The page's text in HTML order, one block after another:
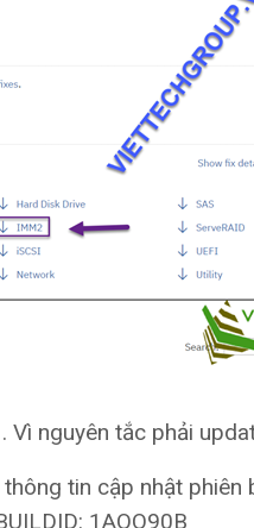
nguyên tắc phải
tin cập nhật
1AOO90B